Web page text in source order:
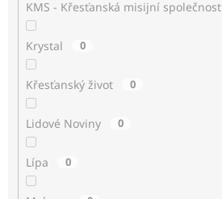
KMS - Křesťanská misijní společnost
Krystal 0
Křesťanský život 0
Lidové Noviny 0
Lípa 0